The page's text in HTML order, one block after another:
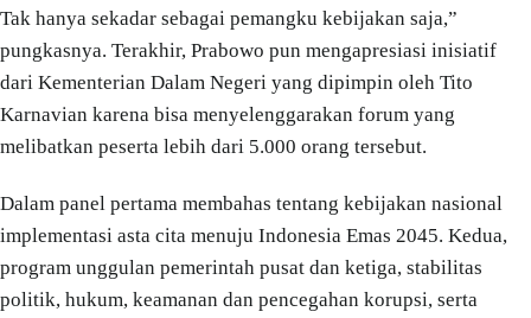
Tak hanya sekadar sebagai pemangku kebijakan saja,”
pungkasnya. Terakhir, Prabowo pun mengapresiasi inisiatif
dari Kementerian Dalam Negeri yang dipimpin oleh Tito
Karnavian karena bisa menyelenggarakan forum yang
melibatkan peserta lebih dari 5.000 orang tersebut.
Dalam panel pertama membahas tentang kebijakan nasional
implementasi asta cita menuju Indonesia Emas 2045. Kedua,
program unggulan pemerintah pusat dan ketiga, stabilitas
politik, hukum, keamanan dan pencegahan korupsi, serta